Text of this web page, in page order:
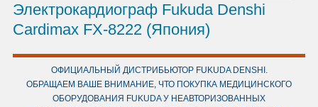
Электрокардиограф Fukuda Denshi
Cardimax FX-8222 (Япония)
ОФИЦИАЛЬНЫЙ ДИСТРИБЬЮТОР FUKUDA DENSHI.
ОБРАЩАЕМ ВАШЕ ВНИМАНИЕ, ЧТО ПОКУПКА МЕДИЦИНСКОГО
ОБОРУДОВАНИЯ FUKUDA У НЕАВТОРИЗОВАННЫХ